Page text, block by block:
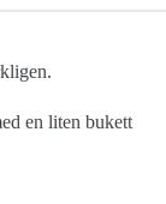
en liten bukett